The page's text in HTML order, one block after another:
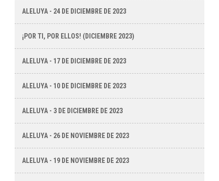
ALELUYA - 24 DE DICIEMBRE DE 2023
¡POR TI, POR ELLOS! (DICIEMBRE 2023)
ALELUYA - 17 DE DICIEMBRE DE 2023
ALELUYA - 10 DE DICIEMBRE DE 2023
ALELUYA - 3 DE DICIEMBRE DE 2023
ALELUYA - 26 DE NOVIEMBRE DE 2023
ALELUYA - 19 DE NOVIEMBRE DE 2023